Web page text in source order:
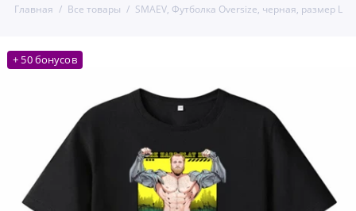
Главная Все товары SMAEV, Футболка Oversize, черная, размер L
+ 50 бонусов